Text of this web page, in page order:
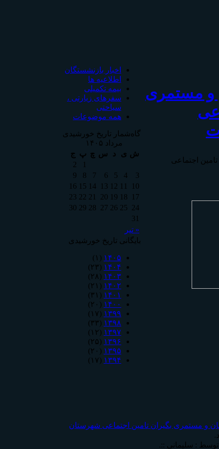
و مستمری
اجتماعی
اخبار بازنشستگان
اطلاعیه ها
بیمه تکمیلی
سفرهای زیارتی ،
سیاحتی
همه موضوعات
گاه‌شمار تاریخ خورشیدی
مرداد ۱۴۰۵
ش ی د س چ پ ج
« تیر
1
2
3
4
5
6
7
8
9
10
11
12
13
14
15
16
17
18
19
20
21
22
23
24
25
26
27
28
29
30
31
بایگانی تاریخ خورشیدی
۱۴۰۵ (۱)
۱۴۰۴ (۲۳)
۱۴۰۳ (۲۸)
۱۴۰۲ (۲۱)
۱۴۰۱ (۳۱)
۱۴۰۰ (۲۰)
۱۳۹۹ (۱۷)
۱۳۹۸ (۳۳)
۱۳۹۷ (۱۲)
۱۳۹۶ (۲۵)
۱۳۹۵ (۲۰)
۱۳۹۴ (۱۷)
و مستمری بگیران تامين اجتماعی شهرستان